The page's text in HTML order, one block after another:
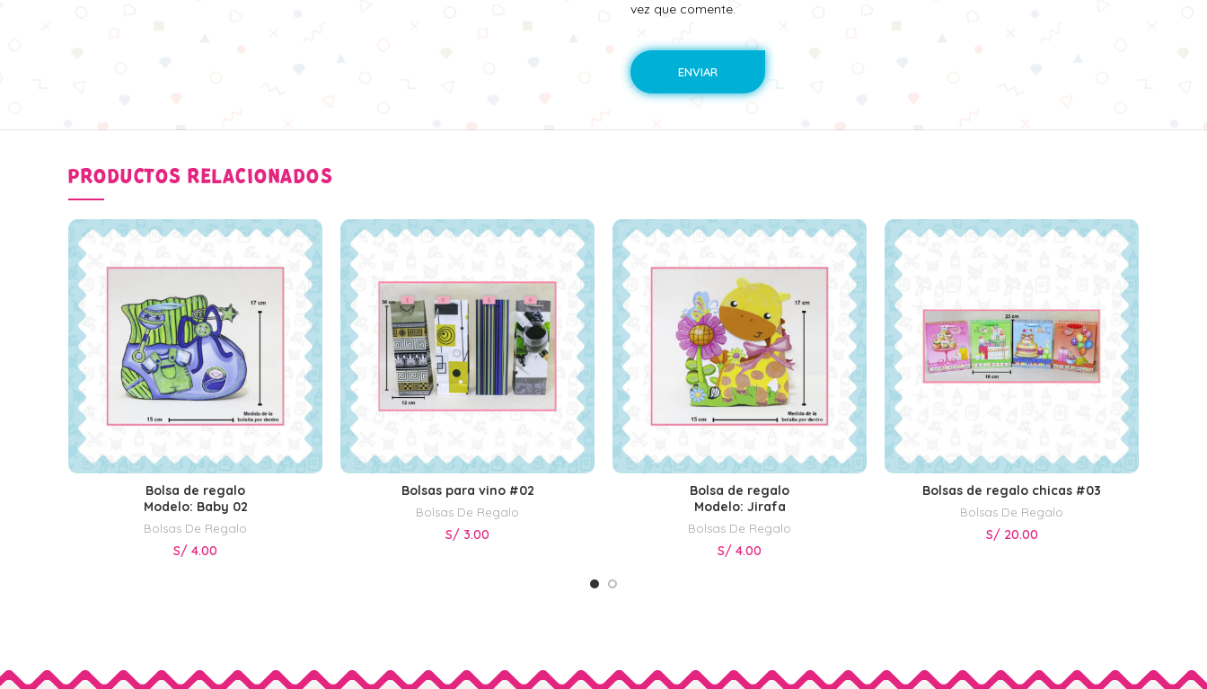
vez que comente.
PRODUCTOS RELACIONADOS
SELECCIONAR OPCIONES
Bolsa de regalo
Modelo: Baby 02
Bolsas De Regalo
S/ 4.00
SELECCIONAR OPCIONES
Bolsas para vino #02
Bolsas De Regalo
S/ 3.00
SELECCIONAR OPCIONES
Bolsa de regalo
Modelo: Jirafa
Bolsas De Regalo
S/ 4.00
SELECCIONAR OPCIONES
Bolsas de regalo chicas #03
Bolsas De Regalo
S/ 20.00